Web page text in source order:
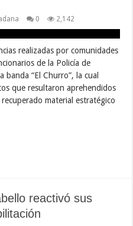
0 2,142
realizadas por comunidades
de la Policía de
banda “El Churro”, la cual
que resultaron aprehendidos
material estratégico
reactivó sus